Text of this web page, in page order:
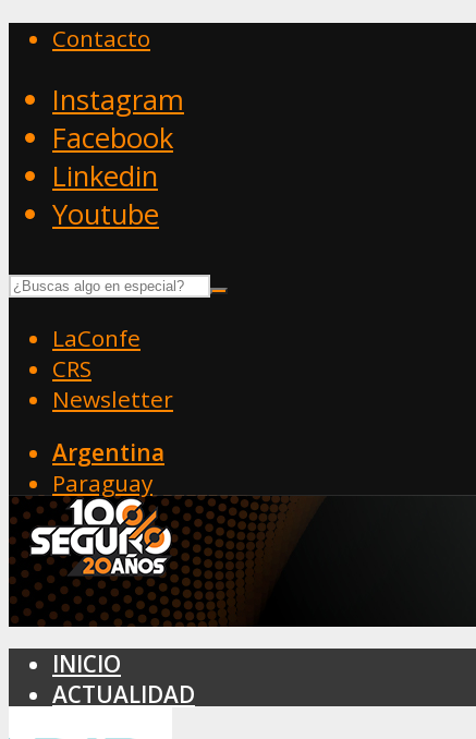
Contacto
Instagram
Facebook
Linkedin
Youtube
LaConfe
CRS
Newsletter
Argentina
Paraguay
INICIO
ACTUALIDAD